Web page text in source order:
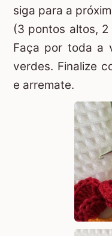
siga para a
(3 pontos altos,
Faça por toda a
verdes. Finalize
e arremate.